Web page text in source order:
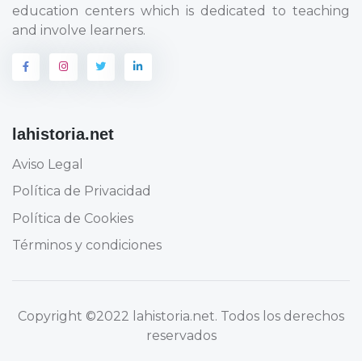
education centers which is dedicated to teaching
and involve learners.
lahistoria.net
Aviso Legal
Política de Privacidad
Política de Cookies
Términos y condiciones
Copyright ©2022 lahistoria.net. Todos los derechos
reservados